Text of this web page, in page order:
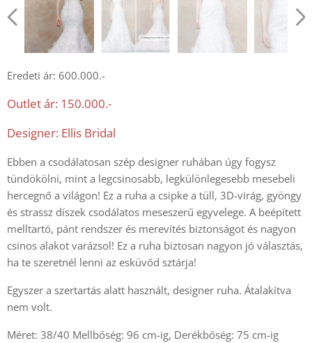
Eredeti ár: 600.000.-
Outlet ár: 150.000.-
Designer: Ellis Bridal
Ebben a csodálatosan szép designer ruhában úgy fogysz
tündökölni, mint a legcsinosabb, legkülönlegesebb mesebeli
hercegnő a világon! Ez a ruha a csipke a tüll, 3D-virág, gyöngy
és strassz díszek csodálatos meseszerű egyvelege. A beépített
melltartó, pánt rendszer és merevítés biztonságot és nagyon
csinos alakot varázsol! Ez a ruha biztosan nagyon jó választás,
ha te szeretnél lenni az esküvőd sztárja!
Egyszer a szertartás alatt használt, designer ruha. Átalakítva
nem volt.
Méret: 38/40 Mellbőség: 96 cm-ig, Derékbőség: 75 cm-ig